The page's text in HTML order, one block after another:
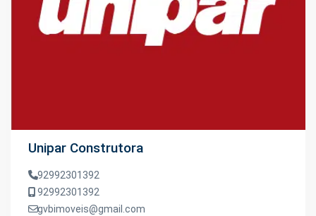
Unipar Construtora
92992301392
92992301392
gvbimoveis@gmail.com